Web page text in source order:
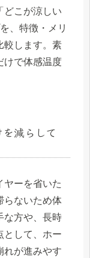
どこが涼しい
、特徴・メリ
較します。素
けで体感温度
減らして
ヤーを省いた
らないため体
な方や、長時
として、ホー
れが進みやす